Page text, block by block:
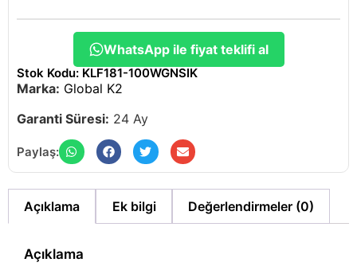
WhatsApp ile fiyat teklifi al
Stok Kodu: KLF181-100WGNSIK
Marka: Global K2
Garanti Süresi: 24 Ay
Paylaş:
Açıklama Ek bilgi Değerlendirmeler (0)
Açıklama